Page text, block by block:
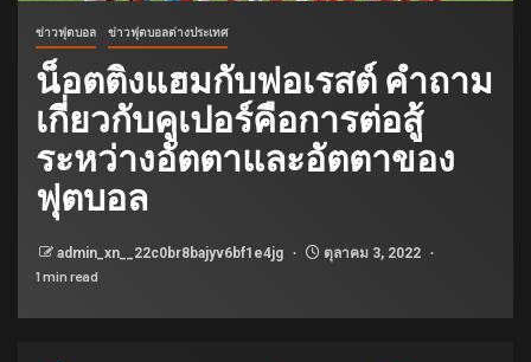
ข่าวฟุตบอล ข่าวฟุตบอลต่างประเทศ
น็อตติงแฮมกับฟอเรสต์ คำถาม
เกี่ยวกับคูเปอร์คือการต่อสู้
ระหว่างอัตตาและอัตตาของ
ฟุตบอล
admin_xn__22c0br8bajyv6bf1e4jg
ตุลาคม 3, 2022
1 min read